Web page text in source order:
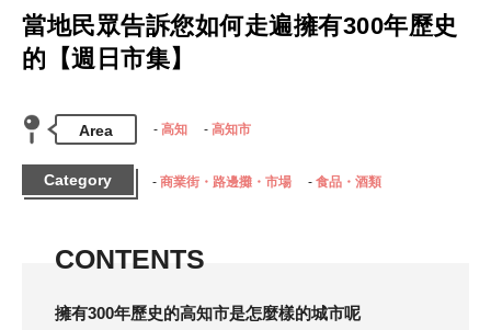
當地民眾告訴您如何走遍擁有300年歷史
的【週日市集】
Area 高知 高知市
Category 商業街・路邊攤・市場 食品・酒類
CONTENTS
擁有300年歷史的高知市是怎麼樣的城市呢